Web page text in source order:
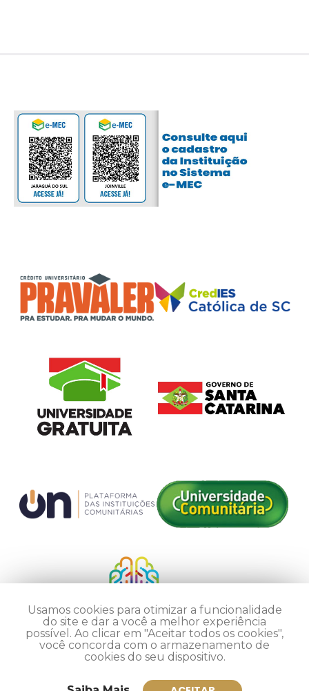
Usamos cookies para otimizar a funcionalidade
do site e dar a você a melhor experiência
possível. Ao clicar em "Aceitar todos os cookies",
você concorda com o armazenamento de
cookies do seu dispositivo.